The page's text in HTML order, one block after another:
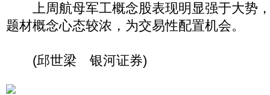
上周航母军工概念股表现明显强于大势
题材概念心态较浓，为交易性配置机会。
(邱世梁 银河证券)